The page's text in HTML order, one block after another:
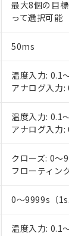
最大8個の目
って選択可能
50ms
温度入力: 0.1
アナログ入力:
温度入力: 0.1
アナログ入力:
クローズ: 0～
フローティン
0～9999s（1s
温度入力: 0.1
※当社の共
いる法人を
EU RoHS指令
51物質の非含有
※本証明書は発
混在すること
既に当社にて
り割愛しており